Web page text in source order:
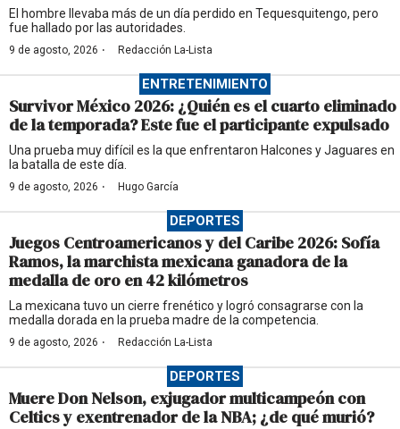
El hombre llevaba más de un día perdido en Tequesquitengo, pero
fue hallado por las autoridades.
9 de agosto, 2026 · Redacción La-Lista
ENTRETENIMIENTO
Survivor México 2026: ¿Quién es el cuarto eliminado
de la temporada? Este fue el participante expulsado
Una prueba muy difícil es la que enfrentaron Halcones y Jaguares en
la batalla de este día.
9 de agosto, 2026 · Hugo García
DEPORTES
Juegos Centroamericanos y del Caribe 2026: Sofía
Ramos, la marchista mexicana ganadora de la
medalla de oro en 42 kilómetros
La mexicana tuvo un cierre frenético y logró consagrarse con la
medalla dorada en la prueba madre de la competencia.
9 de agosto, 2026 · Redacción La-Lista
DEPORTES
Muere Don Nelson, exjugador multicampeón con
Celtics y exentrenador de la NBA; ¿de qué murió?